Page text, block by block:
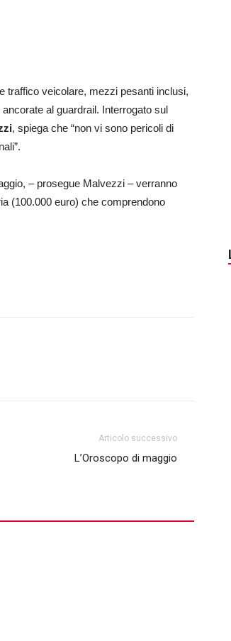
traffico veicolare, mezzi pesanti inclusi,
al guardrail. Interrogato sul
, spiega che “non vi sono pericoli di
– prosegue Malvezzi – verranno
(100.000 euro) che comprendono
Articolo successivo
L’Oroscopo di maggio